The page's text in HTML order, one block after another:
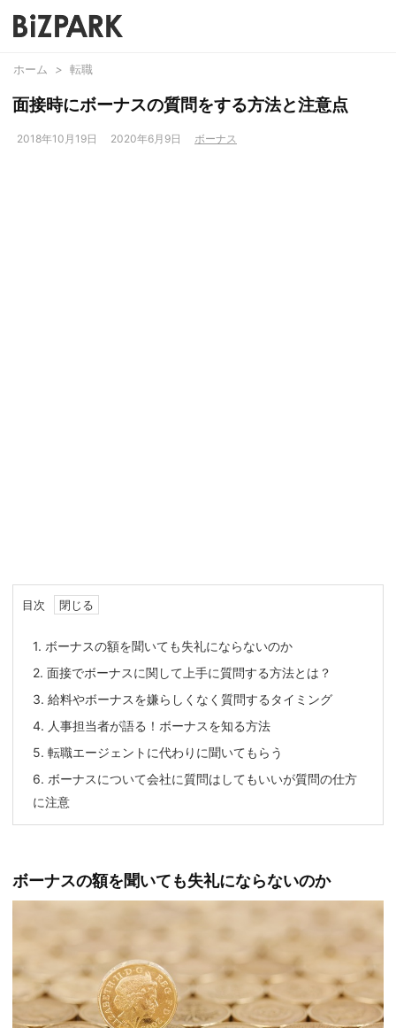
ホーム > 転職
面接時にボーナスの質問をする方法と注意点
2018年10月19日 2020年6月9日 ボーナス
目次
1. ボーナスの額を聞いても失礼にならないのか
2. 面接でボーナスに関して上手に質問する方法とは？
3. 給料やボーナスを嫌らしくなく質問するタイミング
4. 人事担当者が語る！ボーナスを知る方法
5. 転職エージェントに代わりに聞いてもらう
6. ボーナスについて会社に質問はしてもいいが質問の仕方
に注意
ボーナスの額を聞いても失礼にならないのか